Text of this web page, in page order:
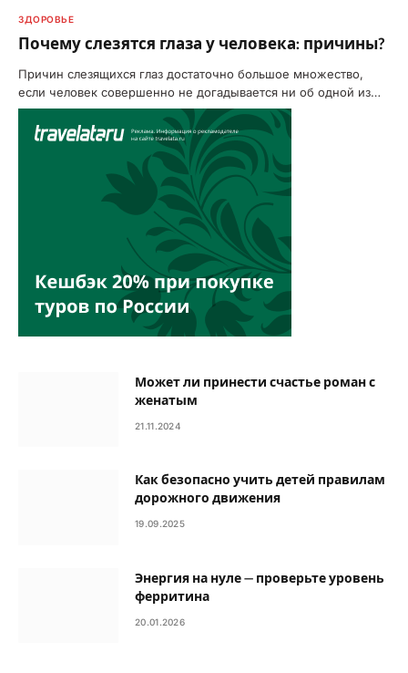
ЗДОРОВЬЕ
Почему слезятся глаза у человека: причины?
Причин слезящихся глаз достаточно большое множество,
если человек совершенно не догадывается ни об одной из…
Может ли принести счастье роман с
женатым
21.11.2024
Как безопасно учить детей правилам
дорожного движения
19.09.2025
Энергия на нуле — проверьте уровень
ферритина
20.01.2026